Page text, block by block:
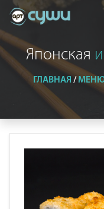
Японская и
ГЛАВНАЯ /